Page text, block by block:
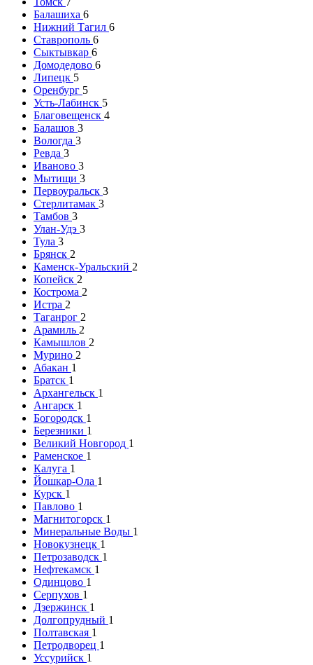
Балашиха 6
Нижний Тагил 6
Ставрополь 6
Сыктывкар 6
Домодедово 6
Липецк 5
Оренбург 5
Усть-Лабинск 5
Благовещенск 4
Балашов 3
Вологда 3
Ревда 3
Иваново 3
Мытищи 3
Первоуральск 3
Стерлитамак 3
Тамбов 3
Улан-Удэ 3
Тула 3
Брянск 2
Каменск-Уральский 2
Копейск 2
Кострома 2
Истра 2
Таганрог 2
Арамиль 2
Камышлов 2
Мурино 2
Абакан 1
Братск 1
Архангельск 1
Ангарск 1
Богородск 1
Березники 1
Великий Новгород 1
Раменское 1
Калуга 1
Йошкар-Ола 1
Курск 1
Павлово 1
Магнитогорск 1
Минеральные Воды 1
Новокузнецк 1
Петрозаводск 1
Нефтекамск 1
Одинцово 1
Серпухов 1
Дзержинск 1
Долгопрудный 1
Полтавская 1
Петродворец 1
Уссурийск 1